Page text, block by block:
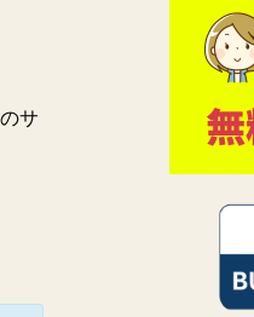
サ